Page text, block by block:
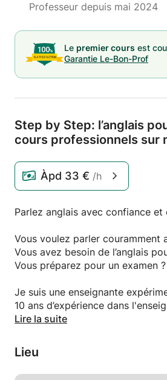
Professeur depuis mai 2024
Le premier cours est
Garantie Le-Bon-Prof
Step by Step: l’anglais
cours professionnels sur
Àpd 33 € /h
Parlez anglais avec confiance
Vous voulez parler couramment
Vous avez besoin de l’anglais
Vous préparez pour un examen ?
Je suis une enseignante
10 ans d’expérience dans
l'anglais. Actuellement,
adultes.
Pourquoi choisir mes cours ?
Lire la suite
Lieu